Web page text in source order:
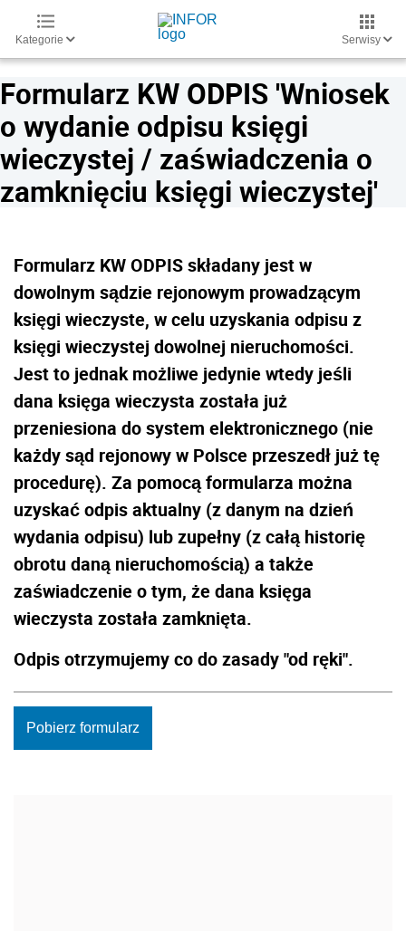
Kategorie Serwisy
Formularz KW ODPIS 'Wniosek
o wydanie odpisu księgi
wieczystej / zaświadczenia o
zamknięciu księgi wieczystej'
Formularz KW ODPIS składany jest w
dowolnym sądzie rejonowym prowadzącym
księgi wieczyste, w celu uzyskania odpisu z
księgi wieczystej dowolnej nieruchomości.
Jest to jednak możliwe jedynie wtedy jeśli
dana księga wieczysta została już
przeniesiona do system elektronicznego (nie
każdy sąd rejonowy w Polsce przeszedł już tę
procedurę). Za pomocą formularza można
uzyskać odpis aktualny (z danym na dzień
wydania odpisu) lub zupełny (z całą historię
obrotu daną nieruchomością) a także
zaświadczenie o tym, że dana księga
wieczysta została zamknięta.
Odpis otrzymujemy co do zasady "od ręki".
Pobierz formularz